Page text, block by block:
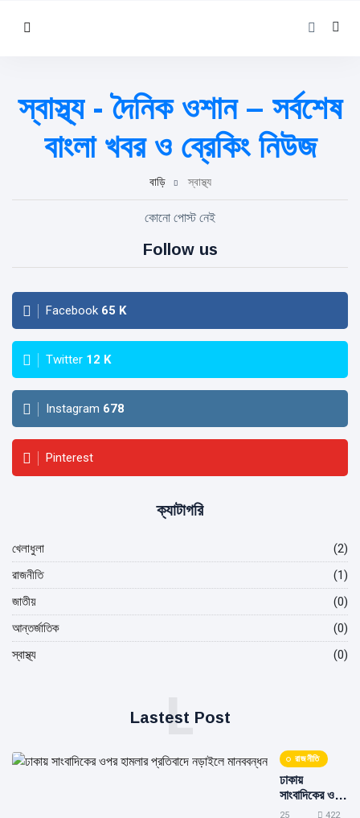
স্বাস্থ্য - দৈনিক ওশান – সর্বশেষ
বাংলা খবর ও ব্রেকিং নিউজ
বাড়ি স্বাস্থ্য
কোনো পোস্ট নেই
Follow us
Facebook 65 K
Twitter 12 K
Instagram 678
Pinterest
ক্যাটাগরি
খেলাধুলা
(2)
রাজনীতি
(1)
জাতীয়
(0)
আন্তর্জাতিক
(0)
স্বাস্থ্য
(0)
Lastest Post
L
রাজনীতি
ঢাকায়
সাংবাদিকের ওপর
হামলার প্রতিবাদে
25
422